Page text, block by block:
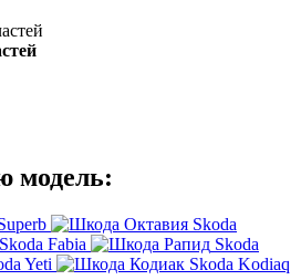
модель:
Skoda
Skoda Fabia
Skoda
Yeti
Skoda Kodiaq